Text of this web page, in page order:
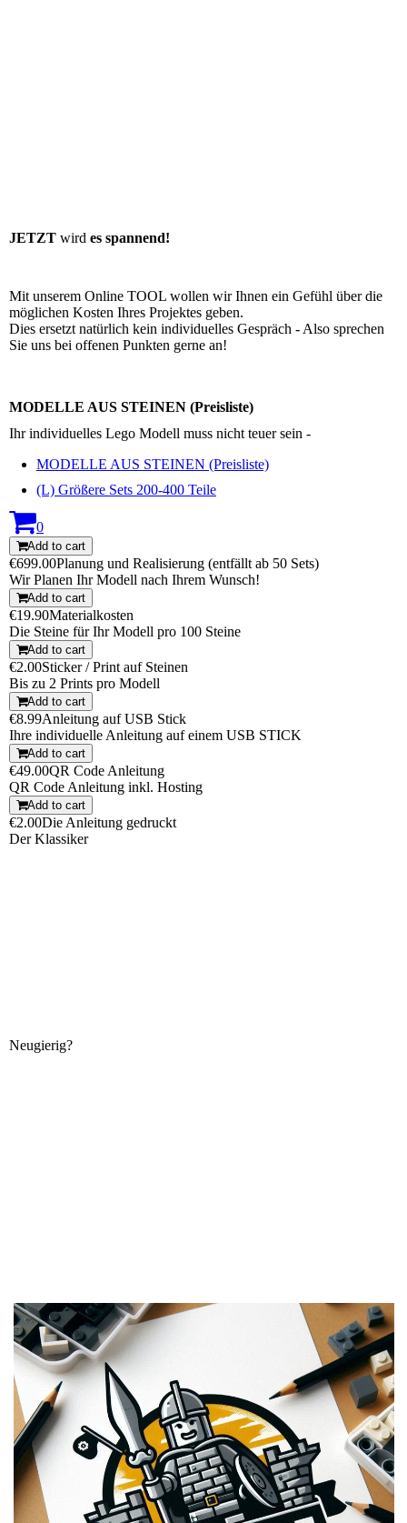
JETZT wird es spannend!
Mit unserem Online TOOL wollen wir Ihnen ein Gefühl über die
möglichen Kosten Ihres Projektes geben.
Dies ersetzt natürlich kein individuelles Gespräch - Also sprechen
Sie uns bei offenen Punkten gerne an!
MODELLE AUS STEINEN (Preisliste)
Ihr individuelles Lego Modell muss nicht teuer sein -
MODELLE AUS STEINEN (Preisliste)
(L) Größere Sets 200-400 Teile
0
Add to cart
€699.00Planung und Realisierung (entfällt ab 50 Sets)
Wir Planen Ihr Modell nach Ihrem Wunsch!
Add to cart
€19.90Materialkosten
Die Steine für Ihr Modell pro 100 Steine
Add to cart
€2.00Sticker / Print auf Steinen
Bis zu 2 Prints pro Modell
Add to cart
€8.99Anleitung auf USB Stick
Ihre individuelle Anleitung auf einem USB STICK
Add to cart
€49.00QR Code Anleitung
QR Code Anleitung inkl. Hosting
Add to cart
€2.00Die Anleitung gedruckt
Der Klassiker
Neugierig?